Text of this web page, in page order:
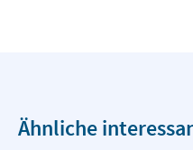
Ähnliche